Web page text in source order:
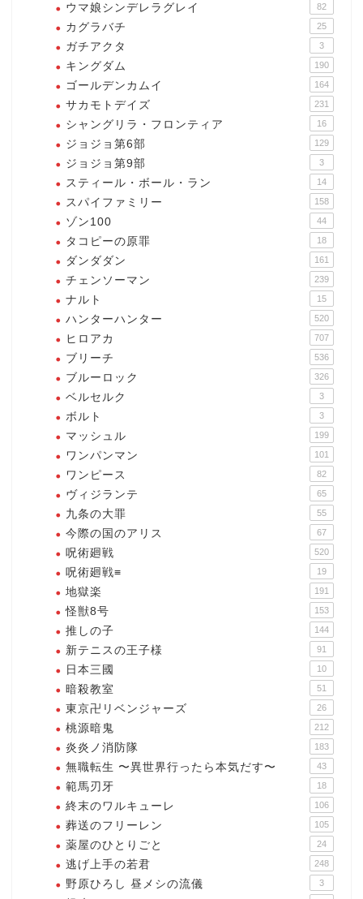
ウマ娘シンデレラグレイ 82
カグラバチ 25
ガチアクタ 3
キングダム 190
ゴールデンカムイ 164
サカモトデイズ 231
シャングリラ・フロンティア 16
ジョジョ第6部 129
ジョジョ第9部 3
スティール・ボール・ラン 14
スパイファミリー 158
ゾン100 44
タコピーの原罪 18
ダンダダン 161
チェンソーマン 239
ナルト 15
ハンターハンター 520
ヒロアカ 707
ブリーチ 536
ブルーロック 326
ベルセルク 3
ボルト 3
マッシュル 199
ワンパンマン 101
ワンピース 82
ヴィジランテ 65
九条の大罪 55
今際の国のアリス 67
呪術廻戦 520
呪術廻戦≡ 19
地獄楽 191
怪獣8号 153
推しの子 144
新テニスの王子様 91
日本三國 10
暗殺教室 51
東京卍リベンジャーズ 26
桃源暗鬼 212
炎炎ノ消防隊 183
無職転生 〜異世界行ったら本気だす〜 43
範馬刃牙 18
終末のワルキューレ 106
葬送のフリーレン 105
薬屋のひとりごと 24
逃げ上手の若君 248
野原ひろし 昼メシの流儀 3